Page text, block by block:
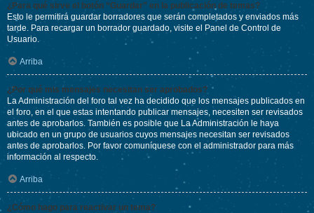
¿Para qué sirve el botón “Guardar” en la publicación de temas?
Esto le permitirá guardar borradores que serán completados y enviados más
tarde. Para recargar un borrador guardado, visite el Panel de Control de
Usuario.
Arriba
¿Por qué mis mensajes necesitan ser aprobados?
La Administración del foro tal vez ha decidido que los mensajes publicados en
el foro, en el que estas intentando publicar mensajes, necesiten ser revisados
antes de aprobarlos. También es posible que La Administración le haya
ubicado en un grupo de usuarios cuyos mensajes necesitan ser revisados
antes de aprobarlos. Por favor comuníquese con el administrador para más
información al respecto.
Arriba
¿Cómo hago para reactivar un tema?